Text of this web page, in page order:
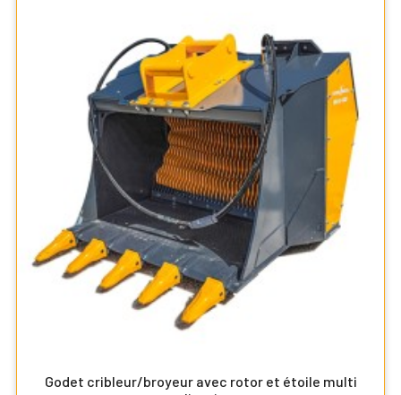
Godet cribleur/broyeur avec rotor et étoile multi